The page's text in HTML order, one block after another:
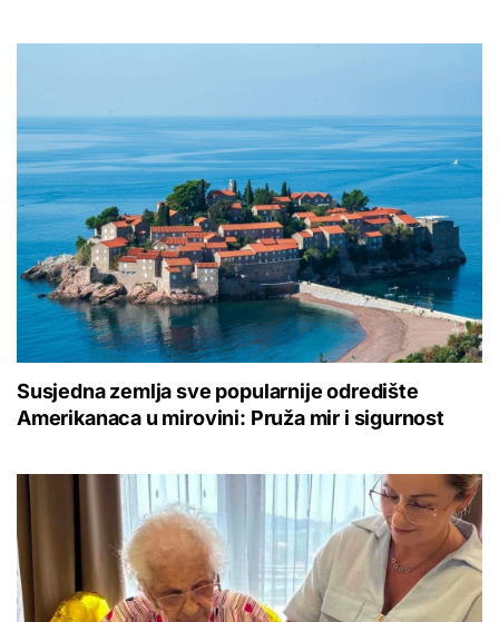
Susjedna zemlja sve popularnije odredište
Amerikanaca u mirovini: Pruža mir i sigurnost